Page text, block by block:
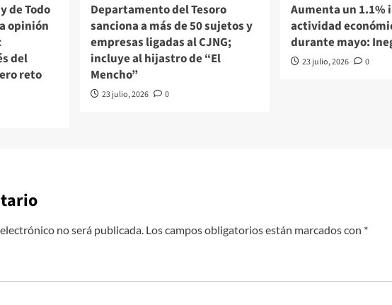
de Todo
opinión
del
reto
Departamento del Tesoro
sanciona a más de 50 sujetos y
empresas ligadas al CJNG;
incluye al hijastro de “El
Mencho”
23 julio, 2026 0
Aumenta un 1.1%
actividad
durante mayo:
23 julio, 2026 0
no será publicada. Los campos obligatorios están marcados con *